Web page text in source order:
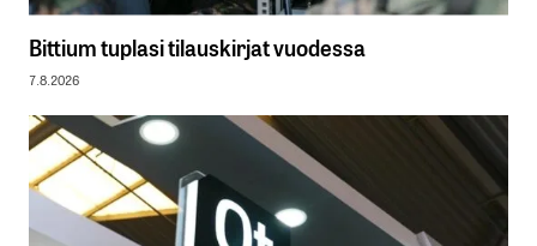
Bittium tuplasi tilauskirjat vuodessa
7.8.2026